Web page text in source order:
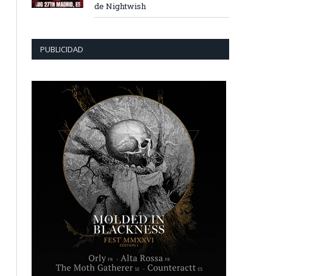
de Nightwish
PUBLICIDAD